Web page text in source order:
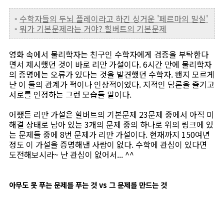
- 수학자들의 두뇌 플레이라고 하긴 싱거운 '페르마의 밀실'
- 뭐가 기본문제라는 거야? 힐버트의 기본문제
영화 속에서 물리학자는 친구인 수학자에게 검증을 부탁한다
면서 제시했던 것이 바로 리만 가설이다. 6시간 만에 물리학자
의 증명에는 오류가 있다는 것을 발견했던 수학자. 왠지 모르게
난 이 둘의 관계가 퍽이나 인상적이었다. 지적인 담론을 즐기고
서로를 인정하는 그런 모습들 말이다.
어쨌든 리만 가설은 힐버트의 기본문제 23문제 중에서 아직 미
해결 상태로 남아 있는 3개의 문제 중의 하나로 위의 링크에 있
는 문제들 중에 8번 문제가 리만 가설이다. 현재까지 150여년
정도 이 가설을 증명해낸 사람이 없다. 수학에 관심이 있다면
도전해보시라~ 난 관심이 없어서... ^^
아무도 못 푸는 문제를 푸는 것 vs 그 문제를 만드는 것